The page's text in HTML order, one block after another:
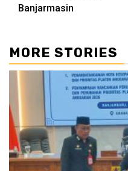
Banjarmasin
MORE STORIES